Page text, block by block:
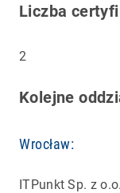
Liczba
2
Kolejne
Wrocław:
ITPunkt Sp. z